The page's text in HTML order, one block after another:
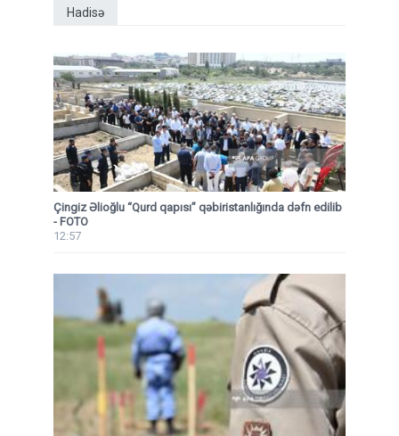
Hadisə
Çingiz Əlioğlu “Qurd qapısı” qəbiristanlığında dəfn edilib
- FOTO
12:57